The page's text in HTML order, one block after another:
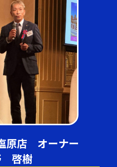
原店 オーナー
啓樹